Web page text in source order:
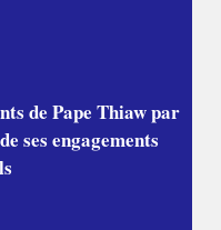
de Pape Thiaw par
ses engagements